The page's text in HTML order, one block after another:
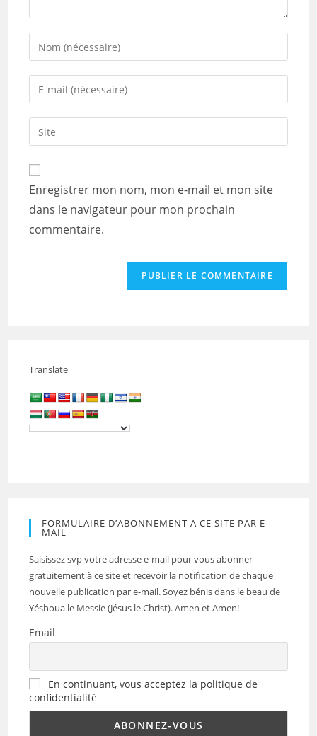
Enter
your
name
comment
Enter
your
email
address
comment
Saisir
l’URL
de
votre
site
(facultatif)
Enregistrer mon nom, mon e-mail et mon site
dans le navigateur pour mon prochain
commentaire.
Translate
FORMULAIRE D’ABONNEMENT A CE SITE PAR E-
MAIL
Saisissez svp votre adresse e-mail pour vous abonner
gratuitement à ce site et recevoir la notification de chaque
nouvelle publication par e-mail. Soyez bénis dans le beau de
Yéshoua le Messie (Jésus le Christ). Amen et Amen!
Email
En continuant, vous acceptez la politique de
confidentialité